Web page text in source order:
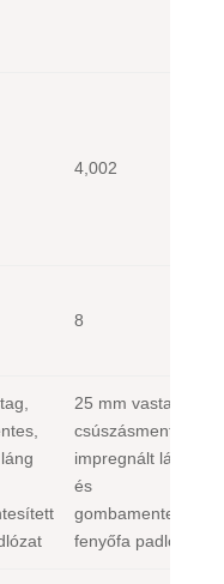
4,002
8
25 mm vastag,
csúszásmentes,
impregnált láng
és
gombamentesített
fenyőfa padlózat